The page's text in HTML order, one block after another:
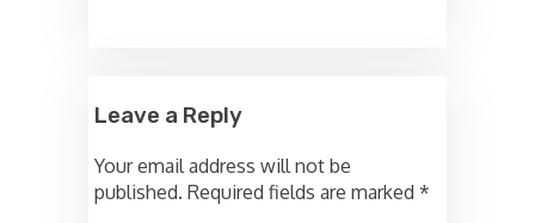
Leave a Reply
Your email address will not be
published. Required fields are marked *